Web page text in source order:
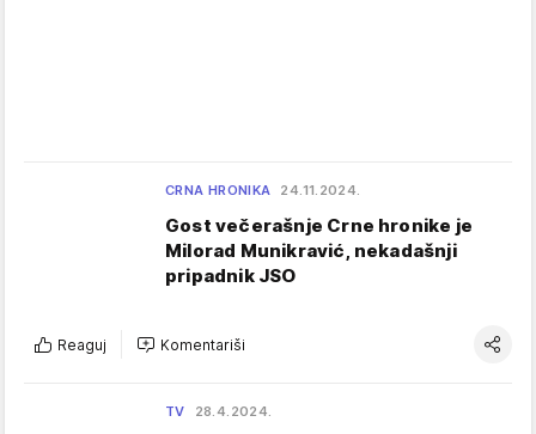
CRNA HRONIKA 24.11.2024.
Gost večerašnje Crne hronike je
Milorad Munikravić, nekadašnji
pripadnik JSO
Reaguj Komentariši
TV 28.4.2024.